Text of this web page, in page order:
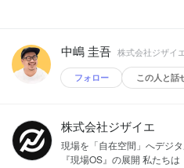
中嶋 圭吾 株式会社ジザイ
フォロー この人と話
株式会社ジザイエ
現場を「自在空間」へデジ
『現場OS』の展開 私たち